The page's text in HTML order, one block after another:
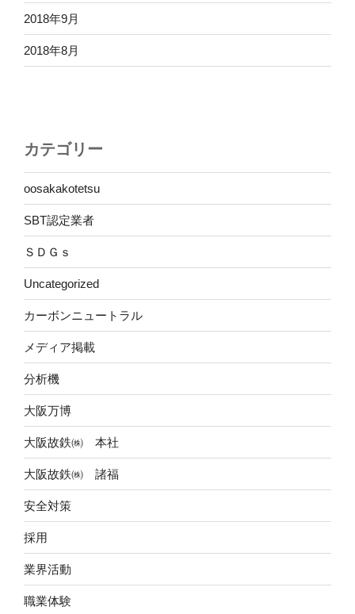
2018年9月
2018年8月
カテゴリー
oosakakotetsu
SBT認定業者
ＳＤＧｓ
Uncategorized
カーボンニュートラル
メディア掲載
分析機
大阪万博
大阪故鉄㈱ 本社
大阪故鉄㈱ 諸福
安全対策
採用
業界活動
職業体験